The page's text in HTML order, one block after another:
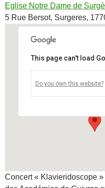
Eglise Notre Dame de
5 Rue Bersot, Surgeres,
5 Rue Bersot - Surgeres
Voir Évènements
This page can't load
Do you own this website?
Concert « Klavieridoscope